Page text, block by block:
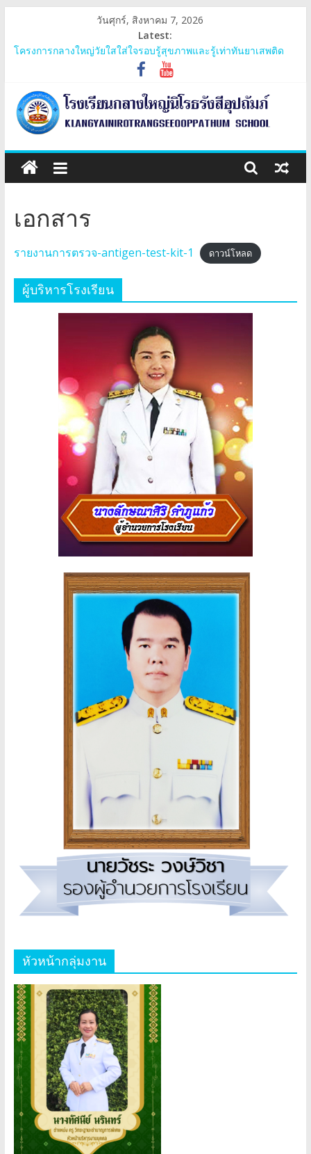
content
วันศุกร์, สิงหาคม 7, 2026
Latest:
โครงการกลางใหญ่วัยใสใส่ใจรอบรู้สุขภาพและรู้เท่าทันยาเสพติด
ประชุมสามัญกลุ่มเครือข่ายภูพระบาท
โครงการ 60 ปี ไทยฮอนด้า ขับขี่ปลอดภัย เพื่อสังคมไทยยั่งยืน มอบ
หมวกนิรภัย
การรับเงินอุดหนุนยากจนพิเศษกองทุนเพื่อความเสมอภาคทางการ
ศึกษาและปัจจัยพื้นฐานสำหรับนักเรียนยากจน
โรงเรียน
กลาง
ใหญ่
นิโรธ
รังสี
อุปถัมภ์
เอกสาร
รายงานการตรวจ-antigen-test-kit-1 ดาวน์โหลด
ผู้บริหารโรงเรียน
หัวหน้ากลุ่มงาน